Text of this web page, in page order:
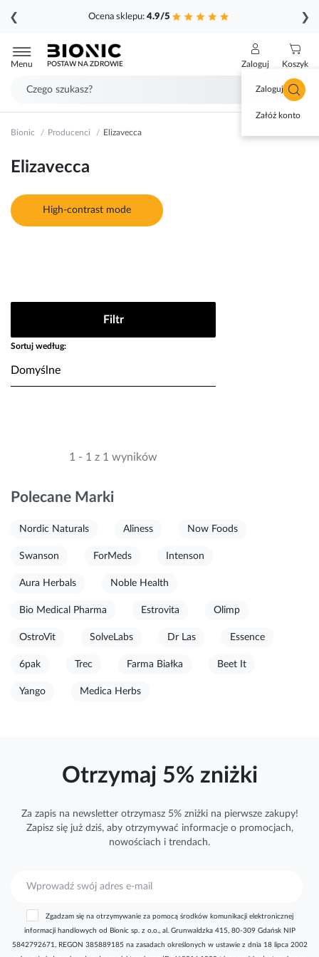
Ocena sklepu: 4.9/5
❮ ❯
do
treści
Menu POSTAW NA ZDROWIE Zaloguj
Zaloguj się
Załóż konto
Koszyk
Bionic Producenci Elizavecca
Elizavecca
High-contrast mode
Filtr
Sortuj według:
1 - 1 z 1 wyników
Polecane Marki
Nordic Naturals Aliness Now Foods
Swanson ForMeds Intenson
Aura Herbals Noble Health
Bio Medical Pharma Estrovita Olimp
OstroVit SolveLabs Dr Las Essence
6pak Trec Farma Białka Beet It
Yango Medica Herbs
Otrzymaj 5% zniżki
Za zapis na newsletter otrzymasz 5% zniżki na pierwsze zakupy!
Zapisz się już dziś, aby otrzymywać informacjeo promocjach,
nowościach i trendach.
r
Zgadzam się na otrzymywanie za pomocą środków komunikacji elektronicznej
informacji handlowych od Bionic sp. z o.o., al. Grunwaldzka 415, 80-309 Gdańsk NIP
5842792671, REGON 385889185 na zasadach określonych w ustawie z dnia 18 lipca 2002